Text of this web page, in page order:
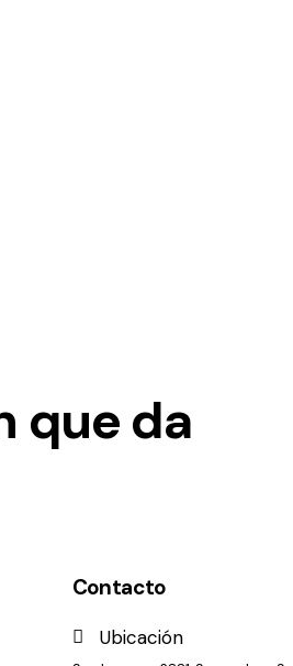
que da
Contacto
Ubicación